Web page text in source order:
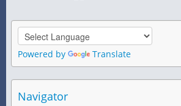
Powered by Translate
Navigator